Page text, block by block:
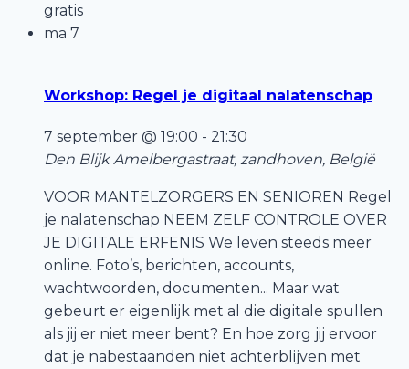
gratis
ma 7
Workshop: Regel je digitaal nalatenschap
7 september @ 19:00 - 21:30
Den Blijk Amelbergastraat, zandhoven, België
VOOR MANTELZORGERS EN SENIOREN Regel
je nalatenschap NEEM ZELF CONTROLE OVER
JE DIGITALE ERFENIS We leven steeds meer
online. Foto’s, berichten, accounts,
wachtwoorden, documenten... Maar wat
gebeurt er eigenlijk met al die digitale spullen
als jij er niet meer bent? En hoe zorg jij ervoor
dat je nabestaanden niet achterblijven met